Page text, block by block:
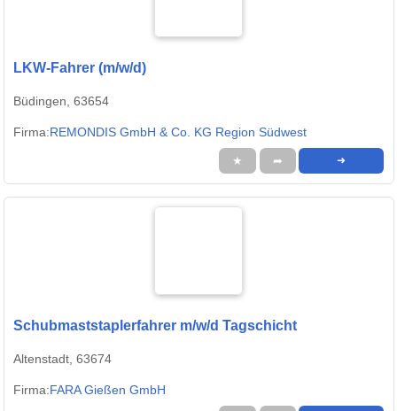
LKW-Fahrer (m/w/d)
Büdingen, 63654
Firma:REMONDIS GmbH & Co. KG Region Südwest
★ ➦ ➜
Schubmaststaplerfahrer m/w/d Tagschicht
Altenstadt, 63674
Firma:FARA Gießen GmbH